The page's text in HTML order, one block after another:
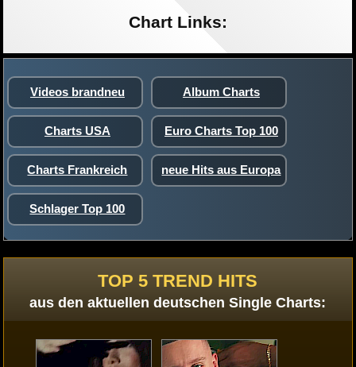
Chart Links:
Videos brandneu Album Charts
Charts USA Euro Charts Top 100
Charts Frankreich neue Hits aus Europa
Schlager Top 100
TOP 5 TREND HITS
aus den aktuellen deutschen Single Charts: